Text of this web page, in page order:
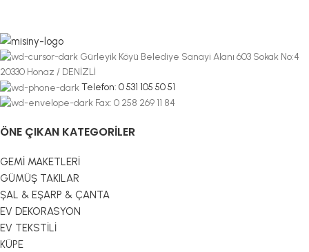
Gürleyik Köyü Belediye Sanayi Alanı 603 Sokak No:4
20330 Honaz / DENİZLİ
Telefon: 0 531 105 50 51
Fax: 0 258 269 11 84
ÖNE ÇIKAN KATEGORILER
GEMİ MAKETLERİ
GÜMÜŞ TAKILAR
ŞAL & EŞARP & ÇANTA
EV DEKORASYON
EV TEKSTİLİ
KÜPE